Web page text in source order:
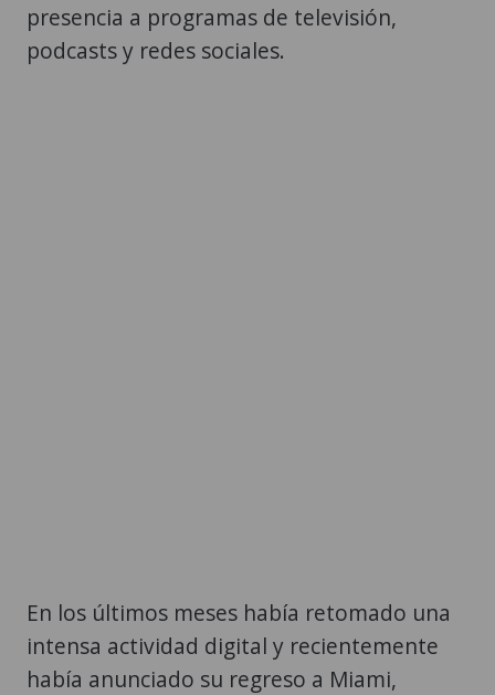
presencia a programas de televisión,
podcasts y redes sociales.
En los últimos meses había retomado una
intensa actividad digital y recientemente
había anunciado su regreso a Miami,